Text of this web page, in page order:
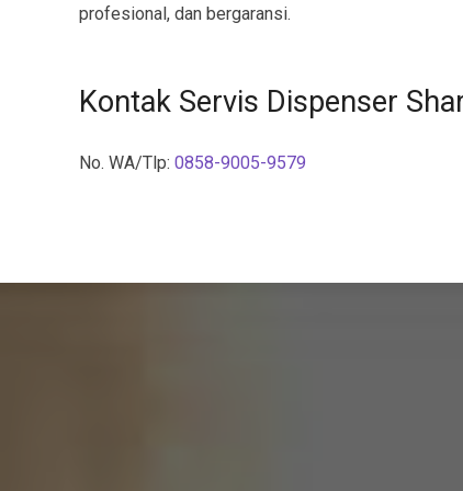
profesional, dan bergaransi.
Kontak Servis Dispenser
No. WA/Tlp: 0858-9005-9579